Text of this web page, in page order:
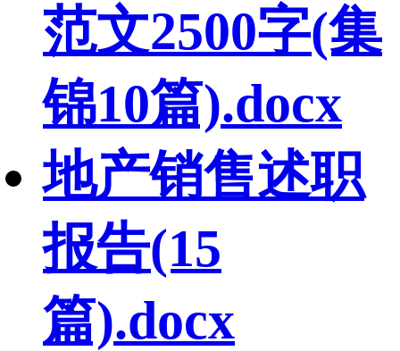
范文2500字(集
锦10篇).docx
地产销售述职
报告(15
篇).docx